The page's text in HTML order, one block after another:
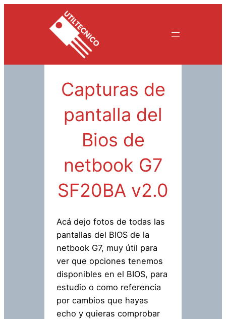
Capturas de
pantalla del
Bios de
netbook G7
SF20BA v2.0
Acá dejo fotos de todas las
pantallas del BIOS de la
netbook G7, muy útil para
ver que opciones tenemos
disponibles en el BIOS, para
estudio o como referencia
por cambios que hayas
echo y quieras comprobar